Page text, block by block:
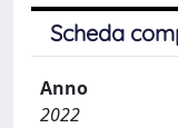
Scheda
Anno
2022